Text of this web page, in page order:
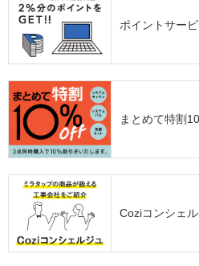
ポイントサービ
まとめて特割
Coziコンシェル